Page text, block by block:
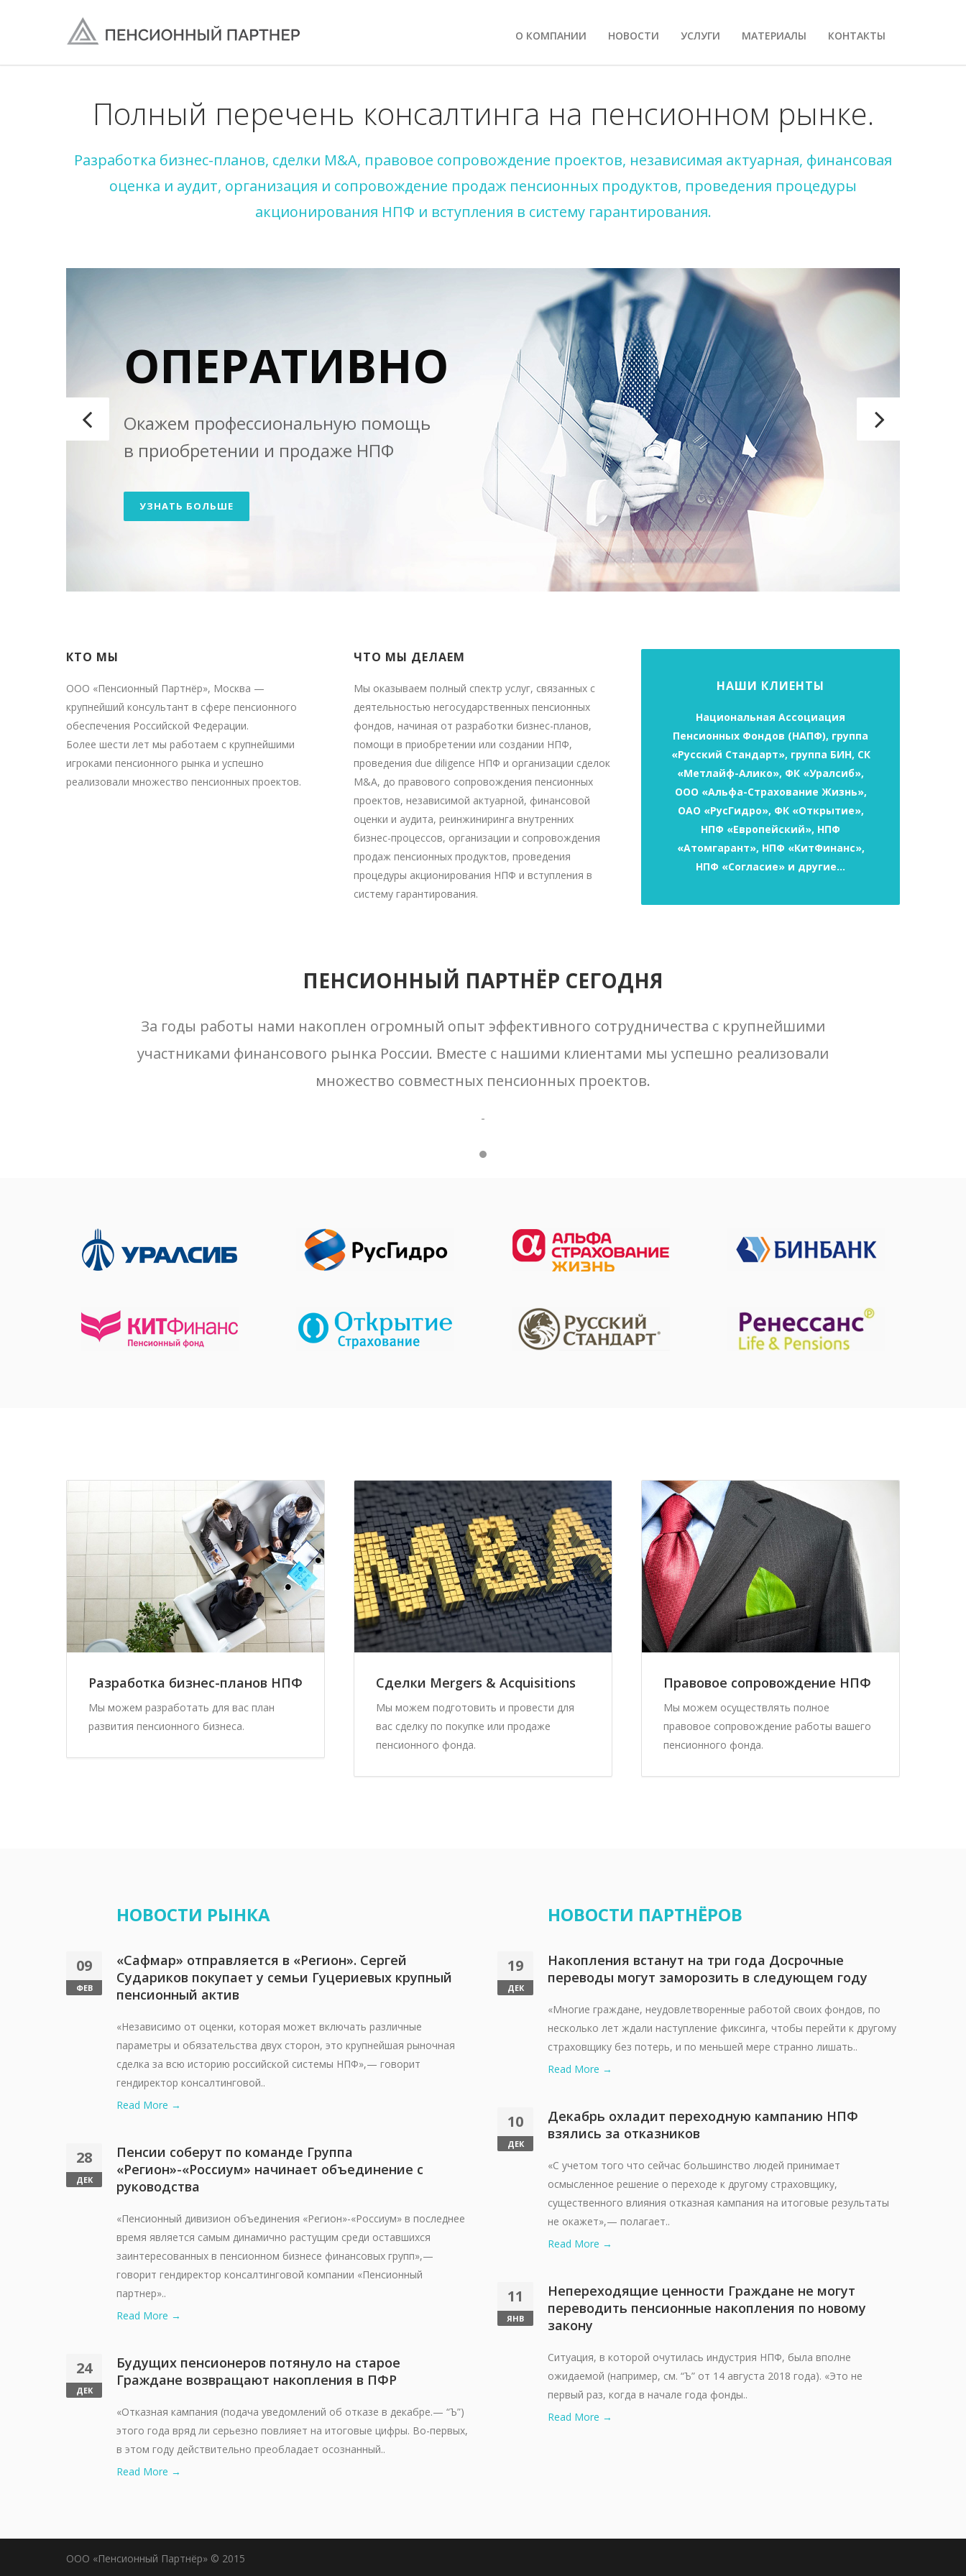
О КОМПАНИИ НОВОСТИ УСЛУГИ МАТЕРИАЛЫ КОНТАКТЫ
Полный перечень консалтинга на пенсионном рынке.
Разработка бизнес-планов, сделки M&A, правовое сопровождение проектов, независимая актуарная, финансовая
оценка и аудит, организация и сопровождение продаж пенсионных продуктов, проведения процедуры
акционирования НПФ и вступления в систему гарантирования.
ОПЕРАТИВНО
Окажем профессиональную помощь
в приобретении и продаже НПФ
УЗНАТЬ БОЛЬШЕ
КТО МЫ
ООО «Пенсионный Партнёр», Москва —
крупнейший консультант в сфере пенсионного
обеспечения Российской Федерации.
Более шести лет мы работаем с крупнейшими
игроками пенсионного рынка и успешно
реализовали множество пенсионных проектов.
ЧТО МЫ ДЕЛАЕМ
Мы оказываем полный спектр услуг, связанных с
деятельностью негосударственных пенсионных
фондов, начиная от разработки бизнес-планов,
помощи в приобретении или создании НПФ,
проведения due diligence НПФ и организации сделок
M&A, до правового сопровождения пенсионных
проектов, независимой актуарной, финансовой
оценки и аудита, реинжиниринга внутренних
бизнес-процессов, организации и сопровождения
продаж пенсионных продуктов, проведения
процедуры акционирования НПФ и вступления в
систему гарантирования.
НАШИ КЛИЕНТЫ
Национальная Ассоциация
Пенсионных Фондов (НАПФ), группа
«Русский Стандарт», группа БИН, СК
«Метлайф-Алико», ФК «Уралсиб»,
ООО «Альфа-Страхование Жизнь»,
ОАО «РусГидро», ФК «Открытие»,
НПФ «Европейский», НПФ
«Атомгарант», НПФ «КитФинанс»,
НПФ «Согласие» и другие…
ПЕНСИОННЫЙ ПАРТНЁР СЕГОДНЯ
За годы работы нами накоплен огромный опыт эффективного сотрудничества с крупнейшими
участниками финансового рынка России. Вместе с нашими клиентами мы успешно реализовали
множество совместных пенсионных проектов.
-
Разработка бизнес-планов НПФ
Мы можем разработать для вас план
развития пенсионного бизнеса.
Сделки Mergers & Acquisitions
Мы можем подготовить и провести для
вас сделку по покупке или продаже
пенсионного фонда.
Правовое сопровождение НПФ
Мы можем осуществлять полное
правовое сопровождение работы вашего
пенсионного фонда.
НОВОСТИ РЫНКА
09
ФЕВ
«Сафмар» отправляется в «Регион». Сергей
Судариков покупает у семьи Гуцериевых крупный
пенсионный актив
«Независимо от оценки, которая может включать различные
параметры и обязательства двух сторон, это крупнейшая рыночная
сделка за всю историю российской системы НПФ»,— говорит
гендиректор консалтинговой..
Read More →
28
ДЕК
Пенсии соберут по команде Группа
«Регион»-«Россиум» начинает объединение с
руководства
«Пенсионный дивизион объединения «Регион»-«Россиум» в последнее
время является самым динамично растущим среди оставшихся
заинтересованных в пенсионном бизнесе финансовых групп»,—
говорит гендиректор консалтинговой компании «Пенсионный
партнер»..
Read More →
24
ДЕК
Будущих пенсионеров потянуло на старое
Граждане возвращают накопления в ПФР
«Отказная кампания (подача уведомлений об отказе в декабре.— “Ъ”)
этого года вряд ли серьезно повлияет на итоговые цифры. Во-первых,
в этом году действительно преобладает осознанный..
Read More →
НОВОСТИ ПАРТНЁРОВ
19
ДЕК
Накопления встанут на три года Досрочные
переводы могут заморозить в следующем году
«Многие граждане, неудовлетворенные работой своих фондов, по
несколько лет ждали наступление фиксинга, чтобы перейти к другому
страховщику без потерь, и по меньшей мере странно лишать..
Read More →
10
ДЕК
Декабрь охладит переходную кампанию НПФ
взялись за отказников
«С учетом того что сейчас большинство людей принимает
осмысленное решение о переходе к другому страховщику,
существенного влияния отказная кампания на итоговые результаты
не окажет»,— полагает..
Read More →
11
ЯНВ
Непереходящие ценности Граждане не могут
переводить пенсионные накопления по новому
закону
Ситуация, в которой очутилась индустрия НПФ, была вполне
ожидаемой (например, см. “Ъ” от 14 августа 2018 года). «Это не
первый раз, когда в начале года фонды..
Read More →
ООО «Пенсионный Партнёр» © 2015